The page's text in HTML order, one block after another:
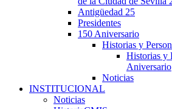
Antigüedad 25
Presidentes
150 Aniversario
Historias y
Historias y
Aniversario
Noticias
INSTITUCIONAL
Noticias